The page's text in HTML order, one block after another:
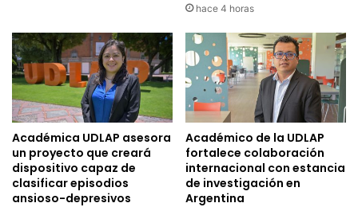
hace 4 horas
Académica UDLAP asesora
un proyecto que creará
dispositivo capaz de
clasificar episodios
ansioso-depresivos
Académico de la UDLAP
fortalece colaboración
internacional con estancia
de investigación en
Argentina